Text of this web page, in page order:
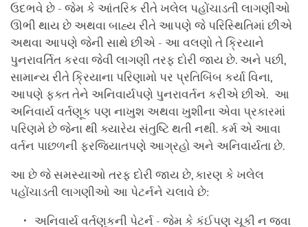
ઉદભવે છે - જેમ કે આંતરિક રીતે ખલેલ પહોંચાડતી લાગણીઓ
ઊભી થાય છે અથવા બાહ્ય રીતે આપણે જે પરિસ્થિતિમાં છીએ
અથવા આપણે જેની સાથે છીએ - આ વલણો તે ક્રિયાને
પુનરાવર્તિત કરવા જેવી લાગણી તરફ દોરી જાય છે. અને પછી,
સામાન્ય રીતે ક્રિયાના પરિણામો પર પ્રતિબિંબ કર્યા વિના,
આપણે ફક્ત તેને અનિવાર્યપણે પુનરાવર્તન કરીએ છીએ. આ
અનિવાર્ય વર્તણૂક પણ નાખુશ અથવા ખુશીના એવા પ્રકારમાં
પરિણમે છે જેના થી ક્યારેય સંતુષ્ટિ થતી નથી. કર્મ એ આવા
વર્તન પાછળની ફરજિયાતપણે આગ્રહો અને અનિવાર્યતા છે.
આ છે જે સમસ્યાઓ તરફ દોરી જાય છે, કારણ કે ખલેલ
પહોંચાડતી લાગણીઓ આ પેટર્નને ચલાવે છે:
અનિવાર્ય વર્તણૂકની પેટર્ન - જેમ કે કંઈપણ ચૂકી ન જવા